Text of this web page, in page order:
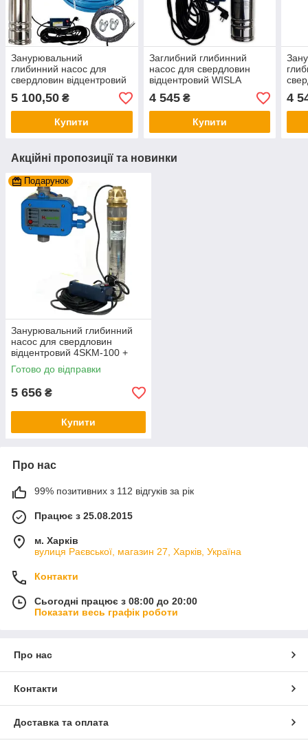
Занурювальний
глибинний насос для
свердловин відцентровий
4SKM-100 WATERS
Повний комплект, гарантія
3 роки
5 100,50 ₴
Купити
Заглибний глибинний
насос для свердловин
відцентровий WISLA
4SKM-100 — 0,75 кВт 5
ЛІТ ГАРАНТІЇ
4 545₴
Купити
4
Акційні пропозиції та новинки
Подарунок
Занурювальний глибинний
насос для свердловин
відцентровий 4SKM-100 +
автоматика PC-10
Готово до відправки
5 656 ₴
Купити
Про нас
99% позитивних з 112 відгуків за рік
Працює з 25.08.2015
м. Харків
вулиця Раєвської, магазин 27, Харків, Україна
Контакти
Сьогодні працює з 08:00 до 20:00
Показати весь графік роботи
Про нас
Контакти
Доставка та оплата